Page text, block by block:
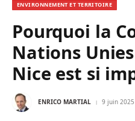
ENVIRONNEMENT ET TERRITOIRE
Pourquoi la
Nations
Nice est si
ENRICO MARTIAL 9 juin 2025